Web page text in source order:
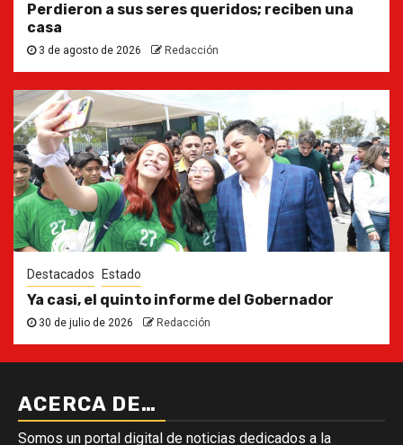
Perdieron a sus seres queridos; reciben una
casa
3 de agosto de 2026 Redacción
Destacados Estado
Ya casi, el quinto informe del Gobernador
30 de julio de 2026 Redacción
ACERCA DE…
Somos un portal digital de noticias dedicados a la